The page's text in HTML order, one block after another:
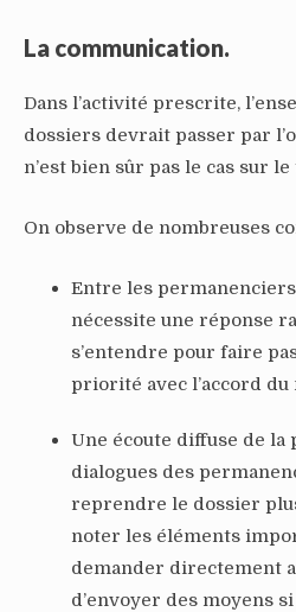
La communication.
Dans l’activité prescrite,
dossiers devrait passer par
n’est bien sûr pas le cas sur
On observe de nombreuses
Entre les
nécessite une réponse
s’entendre pour faire
priorité avec l’accord du
Une écoute diffuse de la
dialogues des
reprendre le dossier
noter les éléments
demander directement
d’envoyer des moyens